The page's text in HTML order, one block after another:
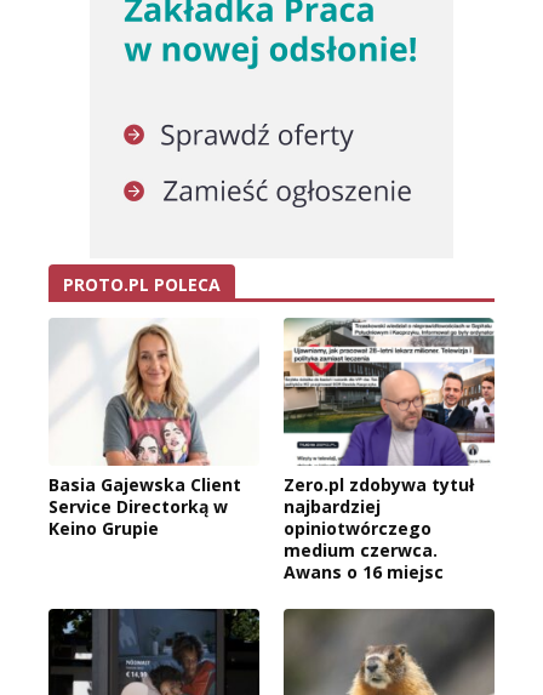
PROTO.PL POLECA
Basia Gajewska Client
Service Directorką w
Keino Grupie
Zero.pl zdobywa tytuł
najbardziej
opiniotwórczego
medium czerwca.
Awans o 16 miejsc